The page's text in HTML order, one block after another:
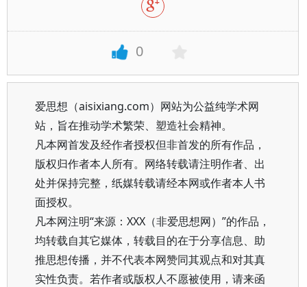
0
爱思想（aisixiang.com）网站为公益纯学术网
站，旨在推动学术繁荣、塑造社会精神。
凡本网首发及经作者授权但非首发的所有作品，
版权归作者本人所有。网络转载请注明作者、出
处并保持完整，纸媒转载请经本网或作者本人书
面授权。
凡本网注明“来源：XXX（非爱思想网）”的作品，
均转载自其它媒体，转载目的在于分享信息、助
推思想传播，并不代表本网赞同其观点和对其真
实性负责。若作者或版权人不愿被使用，请来函